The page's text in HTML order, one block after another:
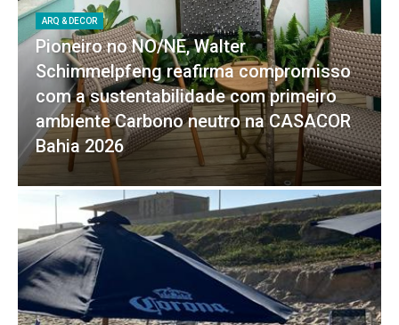
ARQ & DECOR
Pioneiro no NO/NE, Walter
Schimmelpfeng reafirma compromisso
com a sustentabilidade com primeiro
ambiente Carbono neutro na CASACOR
Bahia 2026